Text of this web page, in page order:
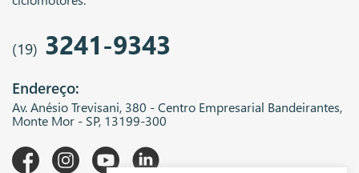
(19) 3241-9343
Endereço:
Av. Anésio Trevisani, 380 - Centro Empresarial Bandeirantes,
Monte Mor - SP, 13199-300